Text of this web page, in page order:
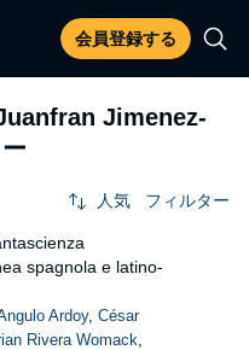
会員登録する
Jimenez-
人気 フィルター
spagnola e latino-
Ardoy, César
Rivera Womack,